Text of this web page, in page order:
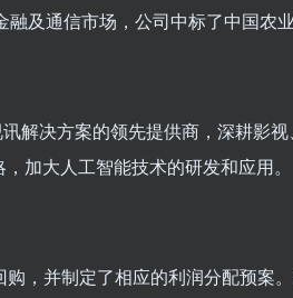
及通信市场，公司中标了中国农
解决方案的领先提供商，深耕影
，加大人工智能技术的研发和应用。
，并制定了相应的利润分配预案